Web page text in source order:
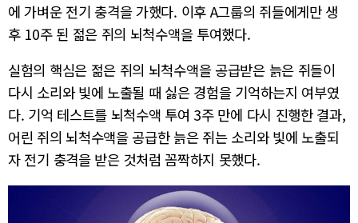
에 가벼운 전기 충격을 가했다. 이후 A그룹의 쥐들에게만 생
후 10주 된 젊은 쥐의 뇌척수액을 투여했다.
실험의 핵심은 젊은 쥐의 뇌척수액을 공급받은 늙은 쥐들이
다시 소리와 빛에 노출될 때 싫은 경험을 기억하는지 여부였
다. 기억 테스트를 뇌척수액 투여 3주 만에 다시 진행한 결과,
어린 쥐의 뇌척수액을 공급한 늙은 쥐는 소리와 빛에 노출되
자 전기 충격을 받은 것처럼 꼼짝하지 못했다.